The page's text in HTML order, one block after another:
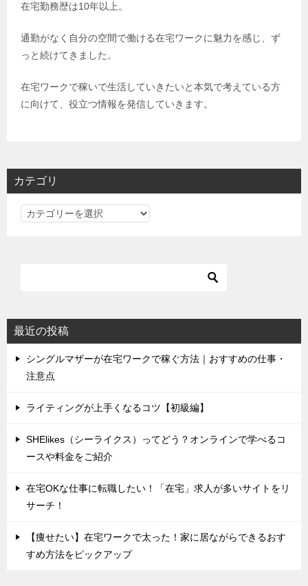
在宅勤務歴は10年以上。
通勤がなく自分の空間で働ける在宅ワークに魅力を感じ、ず
っと続けてきました。
在宅ワークで稼いで生活していきたいと本気で考えている方
に向けて、役立つ情報を発信していきます。
カテゴリ
カ
最近の投稿
シングルマザーが在宅ワークで稼ぐ方法｜おすすめの仕事・
注意点
ライティングが上手くなるコツ【初級編】
SHElikes（シーライクス）ってどう？オンラインで学べるコ
ースや料金をご紹介
在宅OKな仕事に転職したい！「在宅」求人が多いサイトをリ
サーチ！
【痩せたい】在宅ワークで太った！家に居ながらできるおす
すめ方法をピックアップ